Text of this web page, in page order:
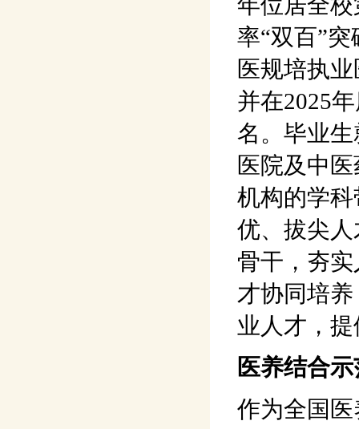
率“双百”
医规培执
并在2025
名。毕业
医院及中
机构的学
优、拔尖
骨干，夯
才协同培
业人才，
医养结合
作为全国